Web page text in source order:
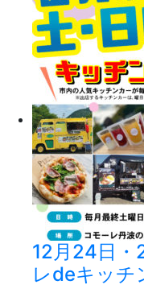
12月24日・
レdeキッチ